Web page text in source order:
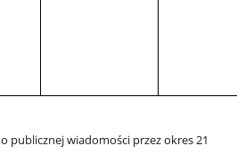
publicznej wiadomości przez okres 21